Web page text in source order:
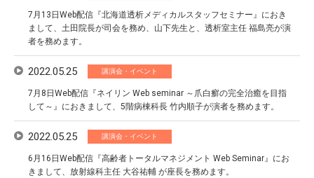
7月13日Web配信『北海道透析メディカルスタッフセミナー』におき
まして、土田院長が司会を務め、山下先生と、透析室主任 福島亮が演
者を務めます。
2022.05.25 講演会・イベント
7月8日Web配信『ネイリン Web seminar ～爪白癬の完全治癒を目指
して～』におきまして、5階病棟科長 竹内順子が演者を務めます。
2022.05.25 講演会・イベント
6月16日Web配信『高齢者トータルマネジメント Web Seminar』にお
きまして、放射線科主任 大谷祐輔 が座長を務めます。